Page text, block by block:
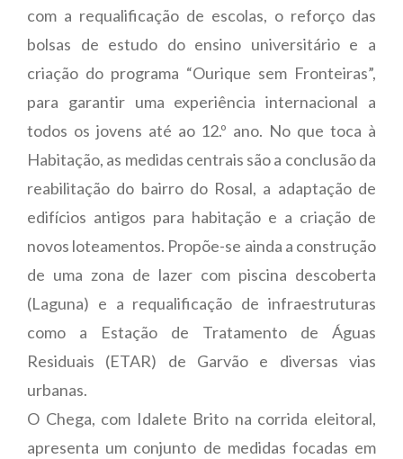
com a requalificação de escolas, o reforço das
bolsas de estudo do ensino universitário e a
criação do programa “Ourique sem Fronteiras”,
para garantir uma experiência internacional a
todos os jovens até ao 12.º ano. No que toca à
Habitação, as medidas centrais são a conclusão da
reabilitação do bairro do Rosal, a adaptação de
edifícios antigos para habitação e a criação de
novos loteamentos. Propõe-se ainda a construção
de uma zona de lazer com piscina descoberta
(Laguna) e a requalificação de infraestruturas
como a Estação de Tratamento de Águas
Residuais (ETAR) de Garvão e diversas vias
urbanas.
O Chega, com Idalete Brito na corrida eleitoral,
apresenta um conjunto de medidas focadas em